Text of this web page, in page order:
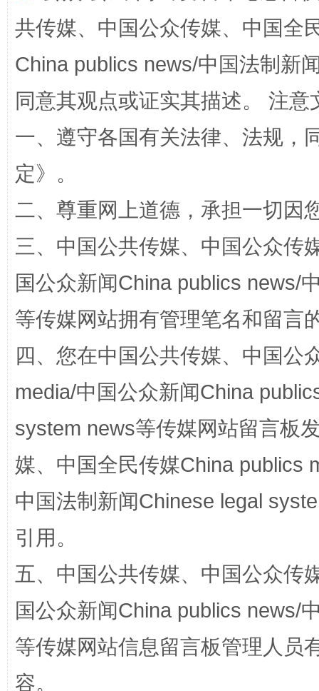
“蜀中异人”王建安的艺术幻境
完善运行机制助力责任有效落实 一纸欠
东山县通报“牛蛙产品抗生素超标问题”
共传媒、中国公众传媒、中国全
China publics news/中国法制新
同意其观点或证实其描述。 注
一、遵守各国有关法律、法规，
定》。
二、尊重网上道德，承担一切因
三、中国公共传媒、中国公众传
国公众新闻China publics news/
等传媒网站拥有管理笔名和留言
四、您在中国公共传媒、中国公
media/中国公众新闻China
system news等传媒网站留言板
媒、中国全民传媒China publics
中国法制新闻Chinese legal
引用。
五、中国公共传媒、中国公众传
国公众新闻China publics news/
等传媒网站信息留言板管理人员
容。